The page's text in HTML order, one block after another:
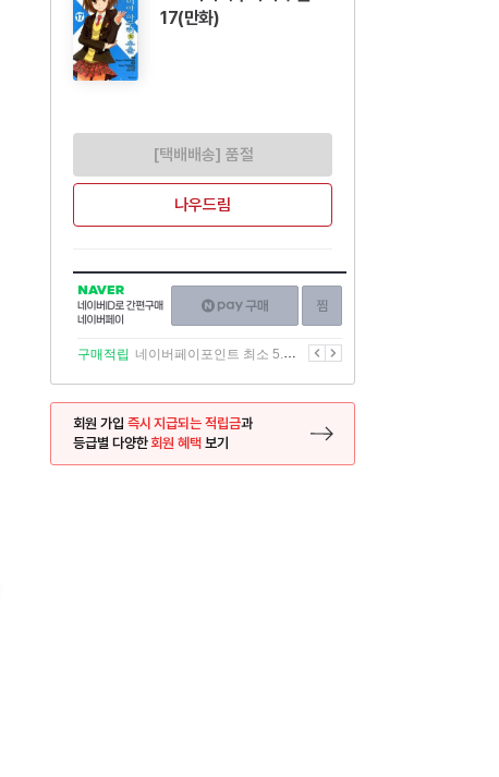
17(만화)
[택배배송] 품절
나우드림
NAVER
네이버
ID로
간편구매
네이버페이
구매하기
이전
구매적립 네이버페이포인트 최소 5.5% 적립 다음
회원 가입 즉시 지급되는 적립금과
등급별 다양한회원 혜택 보기